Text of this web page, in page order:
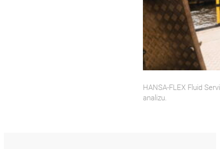
HANSA‑FLEX Fluid
analizu.